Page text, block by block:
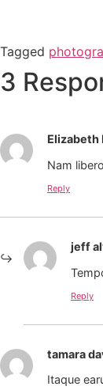
Tagged
3
Elizabeth
Nam
Reply
jeff
Reply
tamara
Itaque